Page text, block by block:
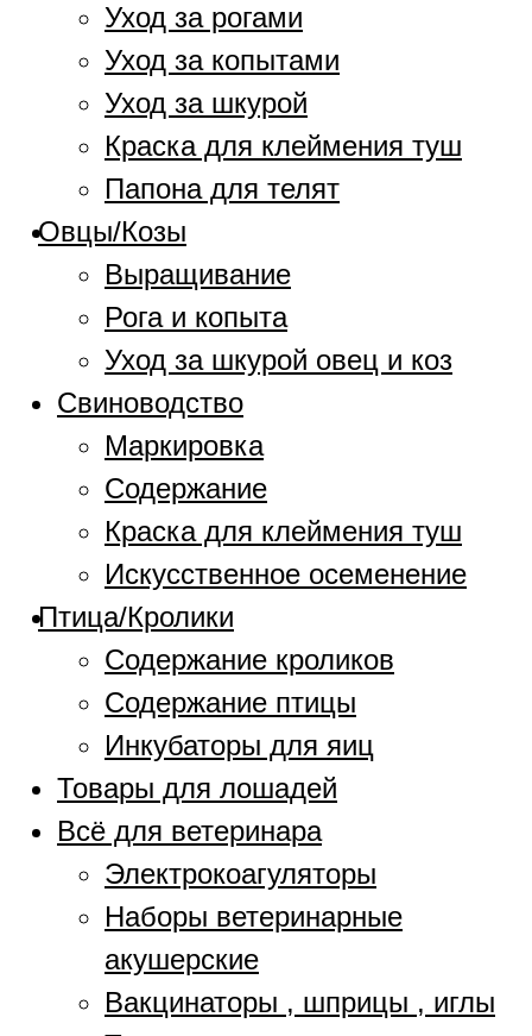
Уход за рогами
Уход за копытами
Уход за шкурой
Краска для клеймения туш
Папона для телят
Овцы/Козы
Выращивание
Рога и копыта
Уход за шкурой овец и коз
Свиноводство
Маркировка
Содержание
Краска для клеймения туш
Искусственное осеменение
Птица/Кролики
Содержание кроликов
Содержание птицы
Инкубаторы для яиц
Товары для лошадей
Всё для ветеринара
Электрокоагуляторы
Наборы ветеринарные
акушерские
Вакцинаторы , шприцы , иглы